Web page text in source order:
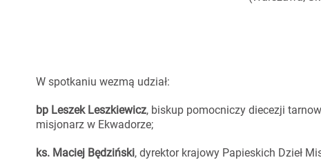
W spotkaniu wezmą udział:
bp Leszek Leszkiewicz, biskup pomocniczy diecezji
misjonarz w Ekwadorze;
ks. Maciej Będziński, dyrektor krajowy Papieskich Dzieł